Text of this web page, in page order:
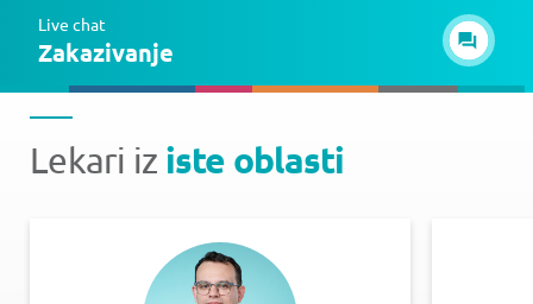
Live chat
Zakazivanje
Lekari iz iste oblasti